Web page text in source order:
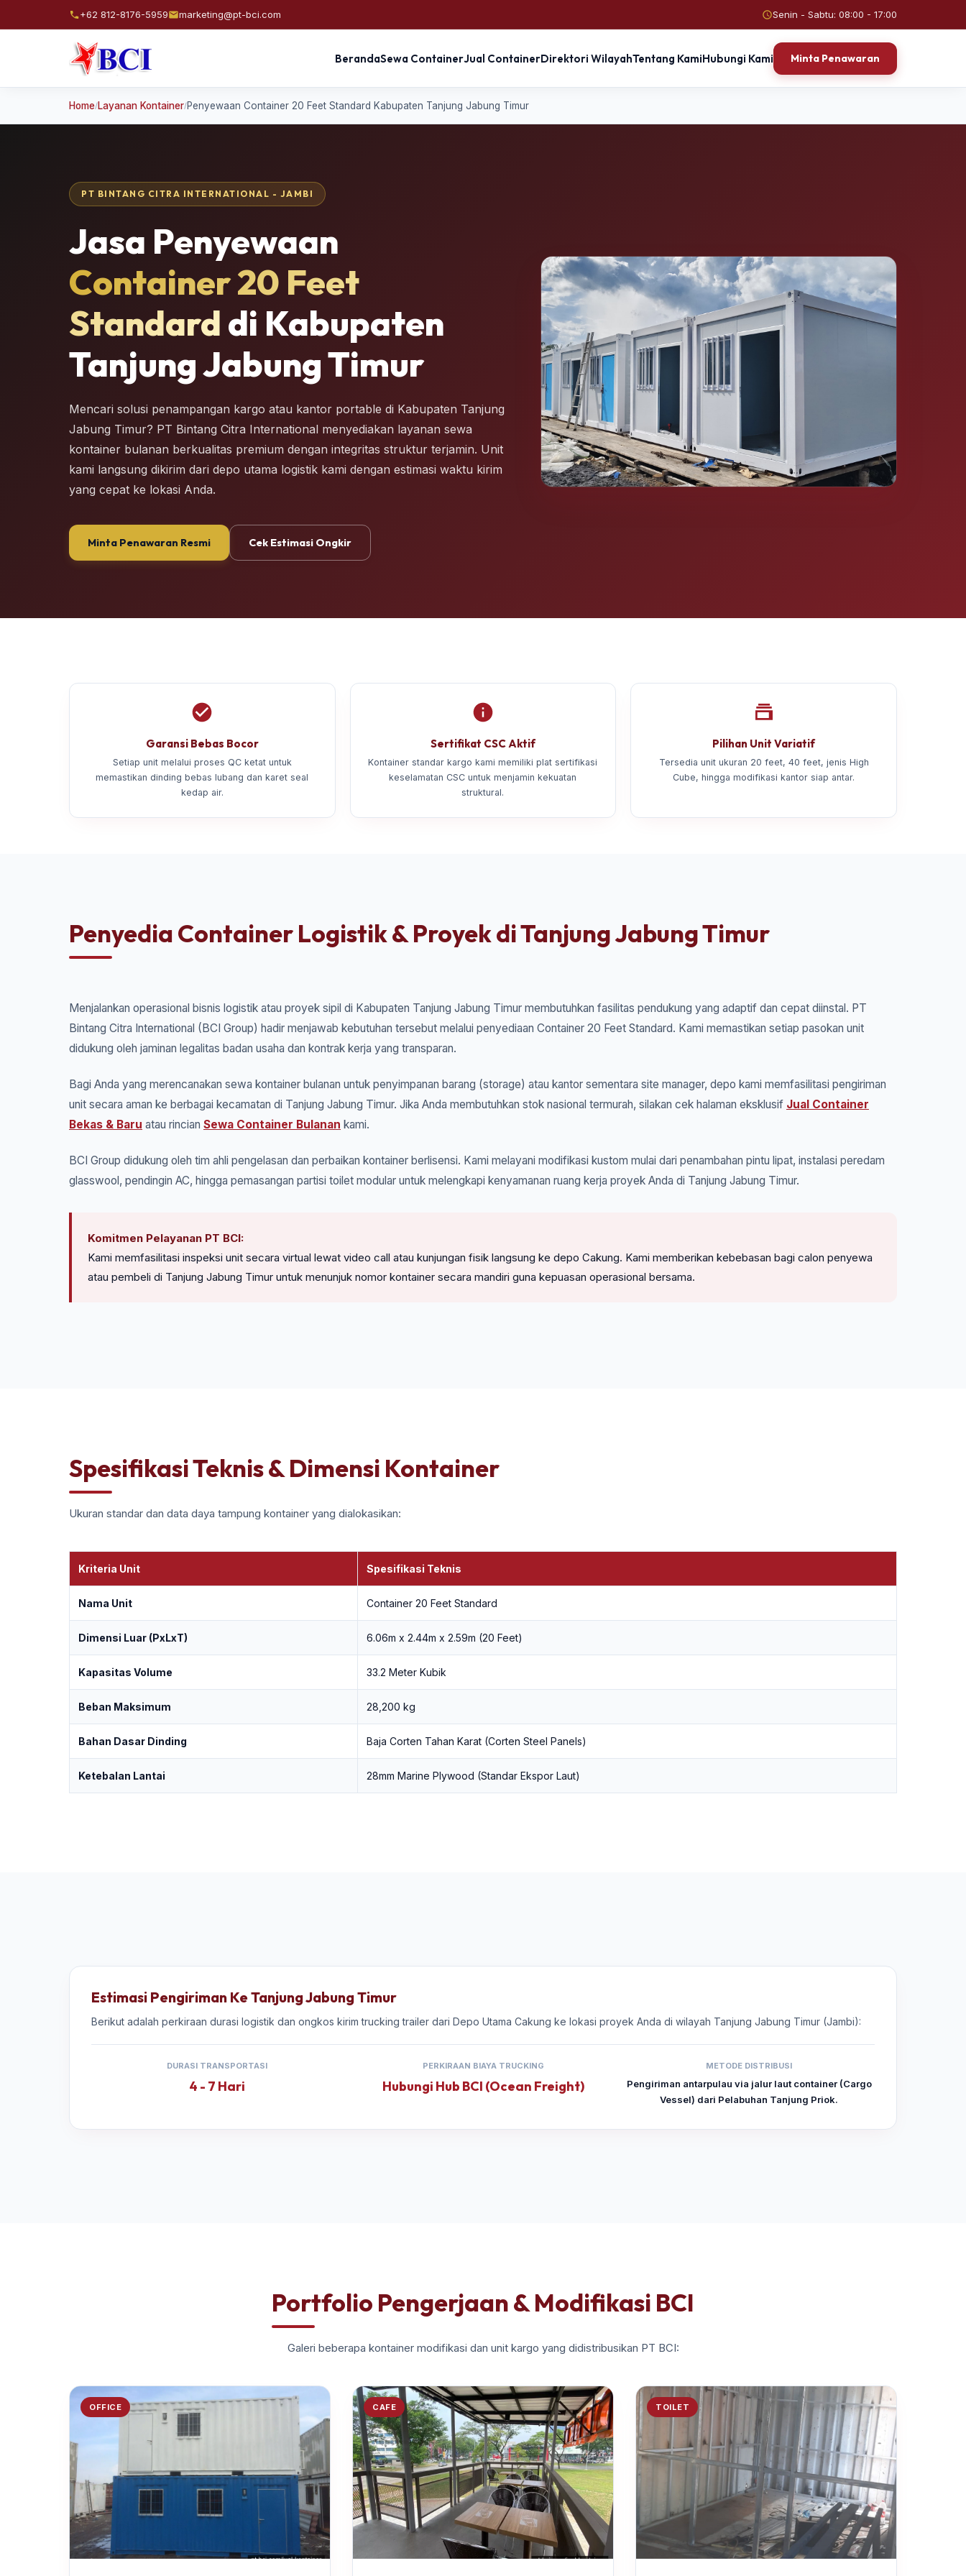
+62 812-8176-5959 marketing@pt-bci.com Senin - Sabtu: 08:00 - 17:00
BerandaSewa ContainerJual ContainerDirektori WilayahTentang KamiHubungi Kami Minta Penawaran
Home/Layanan Kontainer/Penyewaan Container 20 Feet Standard Kabupaten Tanjung Jabung Timur
PT BINTANG CITRA INTERNATIONAL - JAMBI
Jasa Penyewaan
Container 20 Feet
Standard di Kabupaten
Tanjung Jabung Timur
Mencari solusi penampangan kargo atau kantor portable di Kabupaten Tanjung
Jabung Timur? PT Bintang Citra International menyediakan layanan sewa
kontainer bulanan berkualitas premium dengan integritas struktur terjamin. Unit
kami langsung dikirim dari depo utama logistik kami dengan estimasi waktu kirim
yang cepat ke lokasi Anda.
Minta Penawaran Resmi Cek Estimasi Ongkir
Garansi Bebas Bocor
Setiap unit melalui proses QC ketat untuk
memastikan dinding bebas lubang dan karet seal
kedap air.
Sertifikat CSC Aktif
Kontainer standar kargo kami memiliki plat sertifikasi
keselamatan CSC untuk menjamin kekuatan
struktural.
Pilihan Unit Variatif
Tersedia unit ukuran 20 feet, 40 feet, jenis High
Cube, hingga modifikasi kantor siap antar.
Penyedia Container Logistik & Proyek di Tanjung Jabung Timur
Menjalankan operasional bisnis logistik atau proyek sipil di Kabupaten Tanjung Jabung Timur membutuhkan fasilitas pendukung yang adaptif dan cepat diinstal. PT
Bintang Citra International (BCI Group) hadir menjawab kebutuhan tersebut melalui penyediaan Container 20 Feet Standard. Kami memastikan setiap pasokan unit
didukung oleh jaminan legalitas badan usaha dan kontrak kerja yang transparan.
Bagi Anda yang merencanakan sewa kontainer bulanan untuk penyimpanan barang (storage) atau kantor sementara site manager, depo kami memfasilitasi pengiriman
unit secara aman ke berbagai kecamatan di Tanjung Jabung Timur. Jika Anda membutuhkan stok nasional termurah, silakan cek halaman eksklusif Jual Container
Bekas & Baru atau rincian Sewa Container Bulanan kami.
BCI Group didukung oleh tim ahli pengelasan dan perbaikan kontainer berlisensi. Kami melayani modifikasi kustom mulai dari penambahan pintu lipat, instalasi peredam
glasswool, pendingin AC, hingga pemasangan partisi toilet modular untuk melengkapi kenyamanan ruang kerja proyek Anda di Tanjung Jabung Timur.
Komitmen Pelayanan PT BCI:
Kami memfasilitasi inspeksi unit secara virtual lewat video call atau kunjungan fisik langsung ke depo Cakung. Kami memberikan kebebasan bagi calon penyewa
atau pembeli di Tanjung Jabung Timur untuk menunjuk nomor kontainer secara mandiri guna kepuasan operasional bersama.
Spesifikasi Teknis & Dimensi Kontainer
Ukuran standar dan data daya tampung kontainer yang dialokasikan:
Kriteria Unit Spesifikasi Teknis
Nama Unit Container 20 Feet Standard
Dimensi Luar (PxLxT) 6.06m x 2.44m x 2.59m (20 Feet)
Kapasitas Volume 33.2 Meter Kubik
Beban Maksimum 28,200 kg
Bahan Dasar Dinding Baja Corten Tahan Karat (Corten Steel Panels)
Ketebalan Lantai 28mm Marine Plywood (Standar Ekspor Laut)
Estimasi Pengiriman Ke Tanjung Jabung Timur
Berikut adalah perkiraan durasi logistik dan ongkos kirim trucking trailer dari Depo Utama Cakung ke lokasi proyek Anda di wilayah Tanjung Jabung Timur (Jambi):
DURASI TRANSPORTASI
4 - 7 Hari
PERKIRAAN BIAYA TRUCKING
Hubungi Hub BCI (Ocean Freight)
METODE DISTRIBUSI
Pengiriman antarpulau via jalur laut container (Cargo
Vessel) dari Pelabuhan Tanjung Priok.
Portfolio Pengerjaan & Modifikasi BCI
Galeri beberapa kontainer modifikasi dan unit kargo yang didistribusikan PT BCI:
OFFICE CAFE TOILET